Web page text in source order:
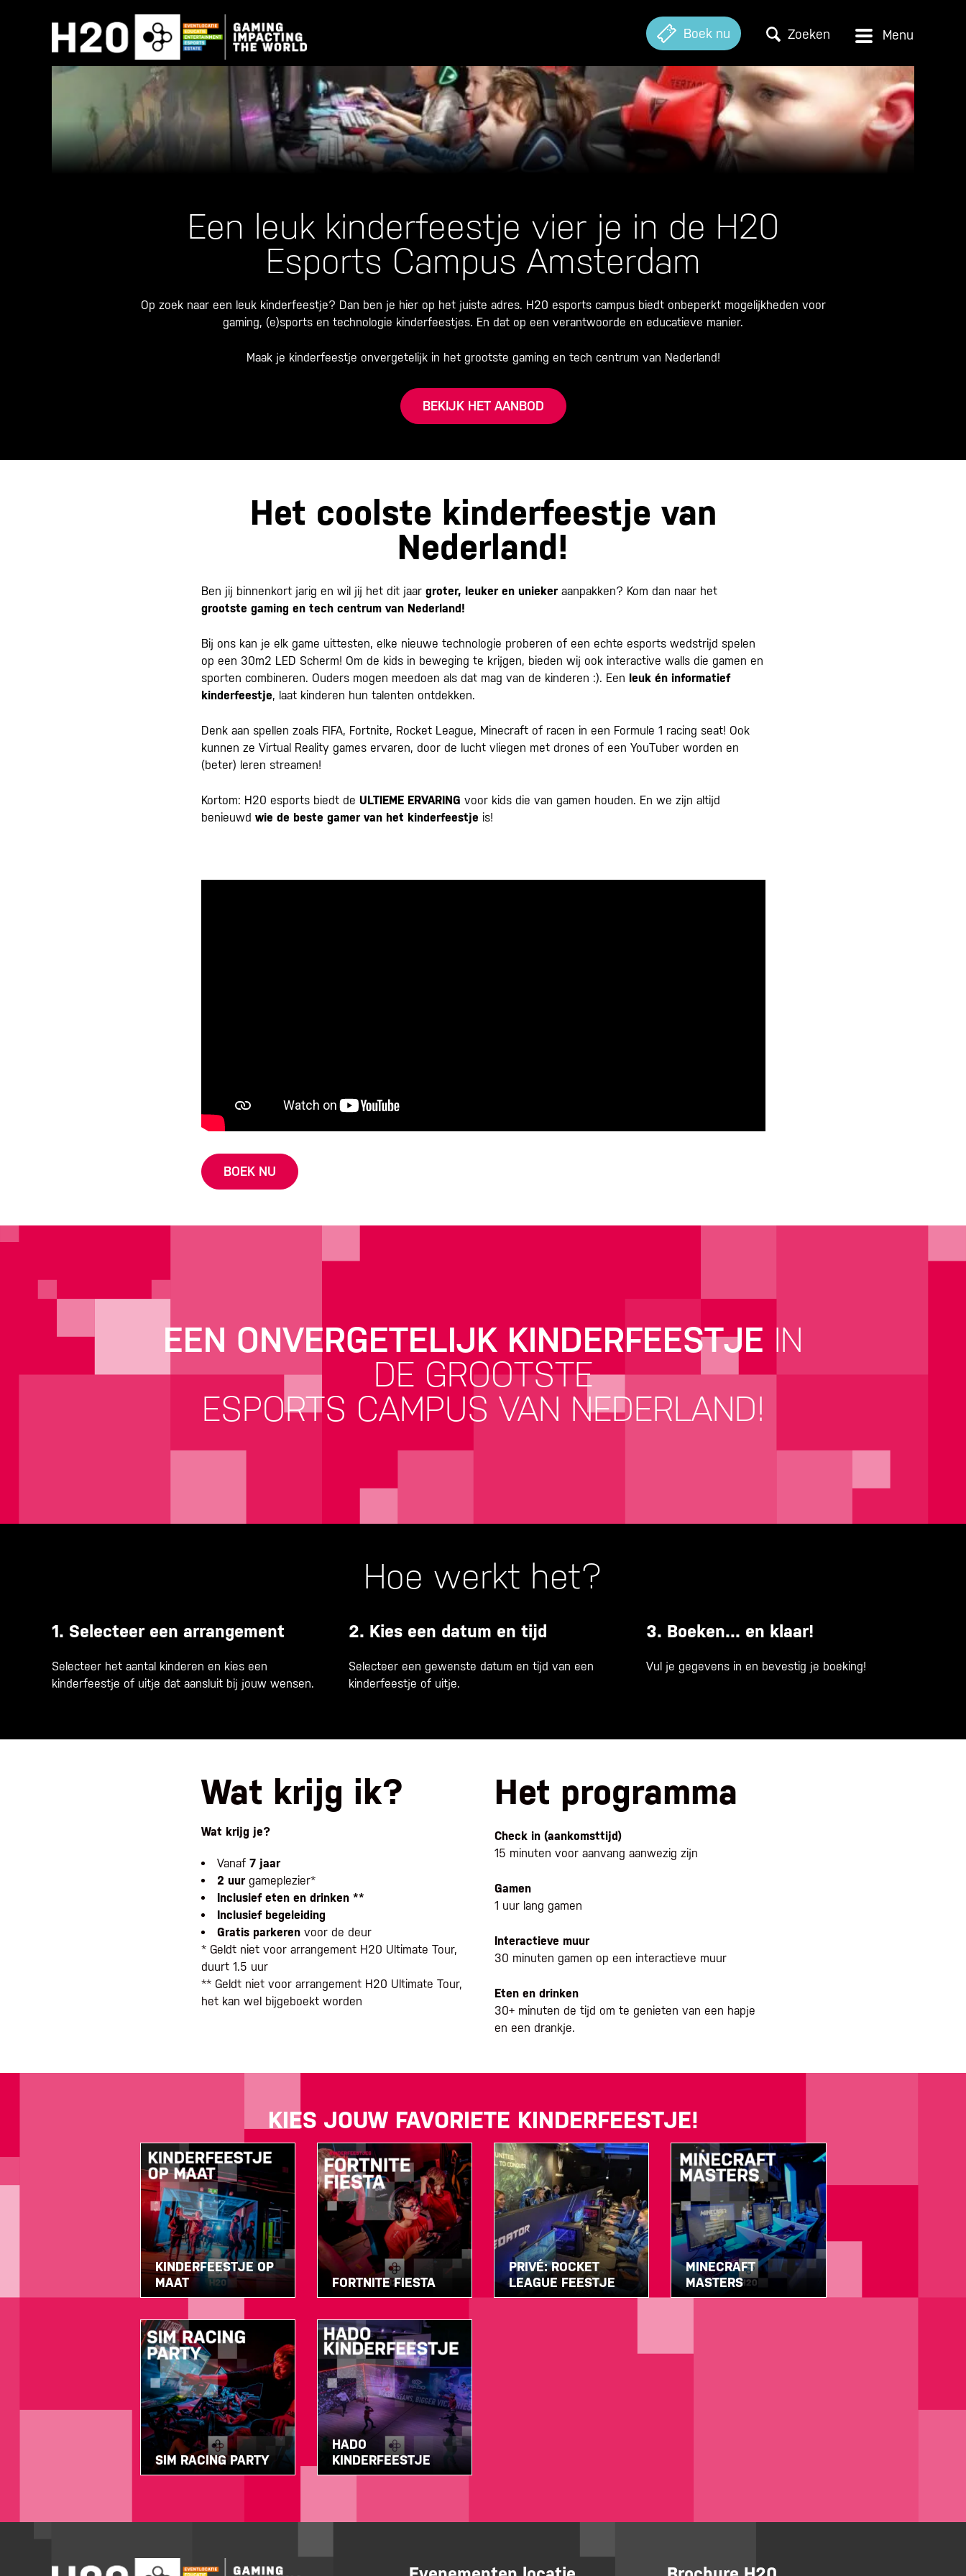
Boek nu Zoeken
Een leuk kinderfeestje vier je in de H20
Esports Campus Amsterdam
Op zoek naar een leuk kinderfeestje? Dan ben je hier op het juiste adres. H20 esports campus biedt onbeperkt mogelijkheden voor
gaming, (e)sports en technologie kinderfeestjes. En dat op een verantwoorde en educatieve manier.
Maak je kinderfeestje onvergetelijk in het grootste gaming en tech centrum van Nederland!
BEKIJK HET AANBOD
Het coolste kinderfeestje van
Nederland!
Ben jij binnenkort jarig en wil jij het dit jaargroter, leuker en uniekeraanpakken? Kom dan naar het
grootste gaming en tech centrum van Nederland!
Bij ons kan je elk game uittesten, elke nieuwe technologie proberen of een echte esports wedstrijd spelen
op een 30m2 LED Scherm! Om de kids in beweging te krijgen, bieden wij ook interactive walls die gamen en
sporten combineren. Ouders mogen meedoen als dat mag van de kinderen :). Een leuk én informatief
kinderfeestje, laat kinderen hun talenten ontdekken.
Denk aan spellen zoals FIFA, Fortnite, Rocket League, Minecraft of racen in een Formule 1 racing seat! Ook
kunnen ze Virtual Reality games ervaren, door de lucht vliegen met drones of een YouTuber worden en
(beter) leren streamen!
Kortom: H20 esports biedt de ULTIEME ERVARING voor kids die van gamen houden. En we zijn altijd
benieuwd wie de beste gamer van het kinderfeestje is!
BOEK NU
EEN ONVERGETELIJK KINDERFEESTJE IN
DE GROOTSTE
ESPORTS CAMPUS VAN NEDERLAND!
Hoe werkt het?
1. Selecteer een arrangement
Selecteer het aantal kinderen en kies een
kinderfeestje of uitje dat aansluit bij jouw wensen.
2. Kies een datum en tijd
Selecteer een gewenste datum en tijd van een
kinderfeestje of uitje.
3. Boeken... en klaar!
Vul je gegevens in en bevestig je boeking!
Wat krijg ik?
Wat krijg je?
Vanaf 7 jaar
2 uurgameplezier*
Inclusief eten en drinken **
Inclusief begeleiding
Gratis parkeren voor de deur
* Geldt niet voor arrangement H20 Ultimate Tour,
duurt 1.5 uur
** Geldt niet voor arrangement H20 Ultimate Tour,
het kan wel bijgeboekt worden
Het programma
Check in (aankomsttijd)
15 minuten voor aanvang aanwezig zijn
Gamen
1 uur lang gamen
Interactieve muur
30 minuten gamen op een interactieve muur
Eten en drinken
30+ minuten de tijd om te genieten van een hapje
en een drankje.
KIES JOUW FAVORIETE KINDERFEESTJE!
KINDERFEESTJE OP
MAAT
FORTNITE FIESTA
PRIVÉ: ROCKET
LEAGUE FEESTJE
MINECRAFT
MASTERS
SIM RACING PARTY
HADO
KINDERFEESTJE